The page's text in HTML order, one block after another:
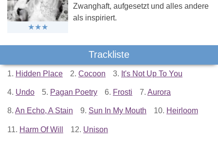
Zwanghaft, aufgesetzt und alles andere
als inspiriert.
Trackliste
1. Hidden Place 2. Cocoon 3. It's Not Up To You
4. Undo 5. Pagan Poetry 6. Frosti 7. Aurora
8. An Echo, A Stain 9. Sun In My Mouth 10. Heirloom
11. Harm Of Will 12. Unison